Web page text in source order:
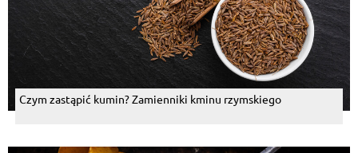
Czym zastąpić kumin? Zamienniki kminu rzymskiego